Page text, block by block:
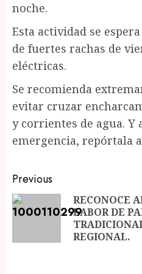
noche.
Esta actividad se
de fuertes rachas de
eléctricas.
Se recomienda
evitar cruzar
y corrientes de agua. Y
emergencia, repórtala
Post
navigation
Previous
RECONOCE
LABOR DE
REGIONAL.